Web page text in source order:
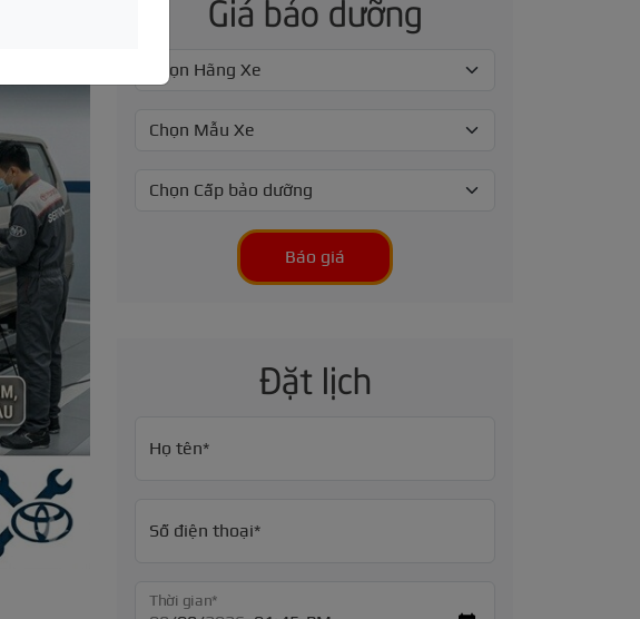
Giá bảo dưỡng
Báo giá
Đặt lịch
Họ tên*
Số điện thoại*
Thời gian*